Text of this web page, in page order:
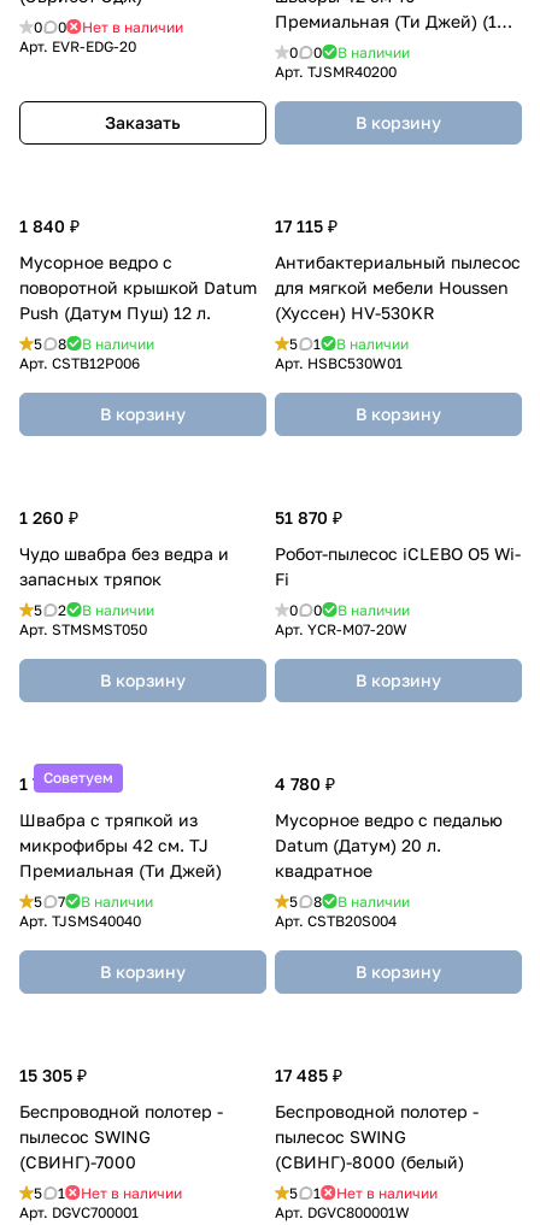
0 0
Нет в наличии
Арт. EVR-EDG-20
Заказать
Премиальная (Ти Джей) (1
шт.)
0 0
В наличии
Арт. TJSMR40200
В корзину
1 840 ₽
Мусорное ведро с
поворотной крышкой Datum
Push (Датум Пуш) 12 л.
5 8
В наличии
Арт. CSTB12P006
В корзину
17 115 ₽
Антибактериальный пылесос
для мягкой мебели Houssen
(Хуссен) HV-530KR
5 1
В наличии
Арт. HSBC530W01
В корзину
1 260 ₽
Чудо швабра без ведра и
запасных тряпок
5 2
В наличии
Арт. STMSMST050
В корзину
51 870 ₽
Робот-пылесос iCLEBO O5 Wi-
Fi
0 0
В наличии
Арт. YCR-M07-20W
В корзину
Советуем
1 785 ₽
Швабра с тряпкой из
микрофибры 42 см. TJ
Премиальная (Ти Джей)
5 7
В наличии
Арт. TJSMS40040
В корзину
4 780 ₽
Мусорное ведро с педалью
Datum (Датум) 20 л.
квадратное
5 8
В наличии
Арт. CSTB20S004
В корзину
15 305 ₽
Беспроводной полотер -
пылесос SWING
(СВИНГ)-7000
5 1
Нет в наличии
Арт. DGVC700001
17 485 ₽
Беспроводной полотер -
пылесос SWING
(СВИНГ)-8000 (белый)
5 1
Нет в наличии
Арт. DGVC800001W